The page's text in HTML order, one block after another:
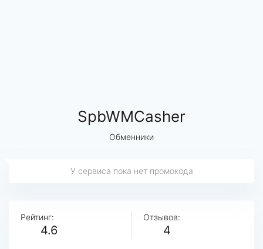
SpbWMCasher
Обменники
У сервиса пока нет промокода
Рейтинг:
4.6
Отзывов:
4